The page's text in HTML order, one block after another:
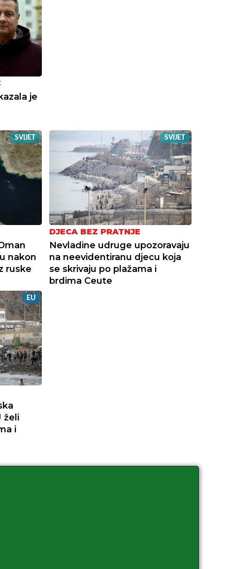
je
SVIJET
nakon
ruske
SVIJET
DJECA BEZ PRATNJE
Nevladine udruge upozoravaju
na neevidentiranu djecu koja
se skrivaju po plažama i
brdima Ceute
EU
želi
i